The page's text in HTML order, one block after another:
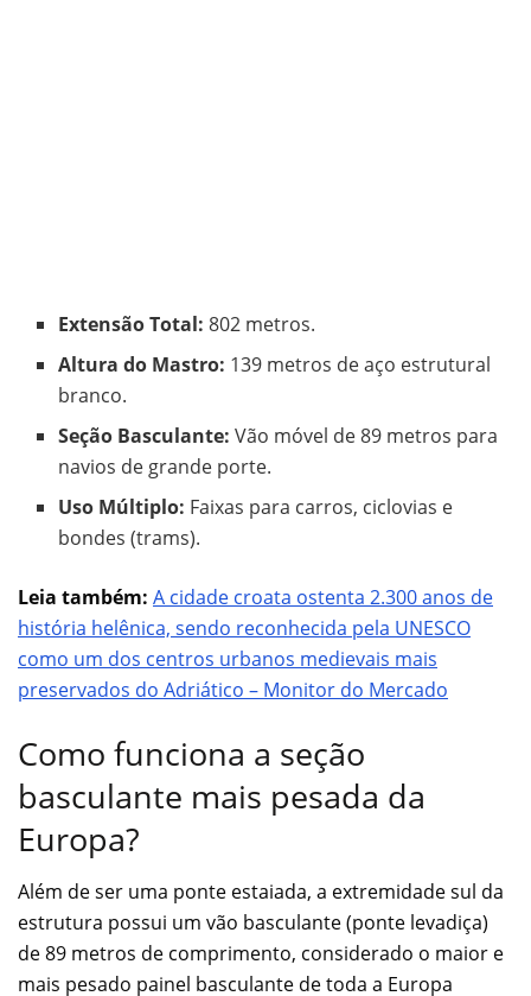
Extensão Total: 802 metros.
Altura do Mastro: 139 metros de aço estrutural
branco.
Seção Basculante: Vão móvel de 89 metros para
navios de grande porte.
Uso Múltiplo: Faixas para carros, ciclovias e
bondes (trams).
Leia também: A cidade croata ostenta 2.300 anos de
história helênica, sendo reconhecida pela UNESCO
como um dos centros urbanos medievais mais
preservados do Adriático – Monitor do Mercado
Como funciona a seção
basculante mais pesada da
Europa?
Além de ser uma ponte estaiada, a extremidade sul da
estrutura possui um vão basculante (ponte levadiça)
de 89 metros de comprimento, considerado o maior e
mais pesado painel basculante de toda a Europa